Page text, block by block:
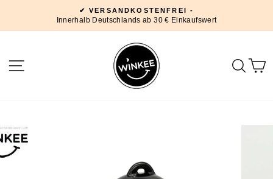
Inhalt
Pause
✔ VERSANDKOSTENFREI -
Innerhalb Deutschlands ab 30 € Einkaufswert
SEITENNAVIGATION